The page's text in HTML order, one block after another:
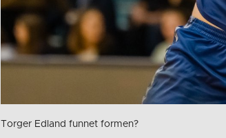
Torger Edland funnet formen?